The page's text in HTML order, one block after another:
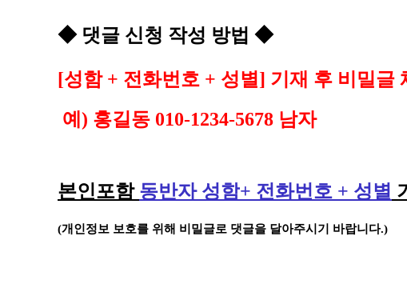
◆ 댓글 신청 작성 방법 ◆
[성함 + 전화번호 + 성별] 기재 후 비밀글
예 ) 홍길동 010-1234-5678 남자
본인포함 동반자 성함+ 전화번호 + 성별
(개인정보 보호를 위해 비밀글로 댓글을 달아주시기 바랍니다.)